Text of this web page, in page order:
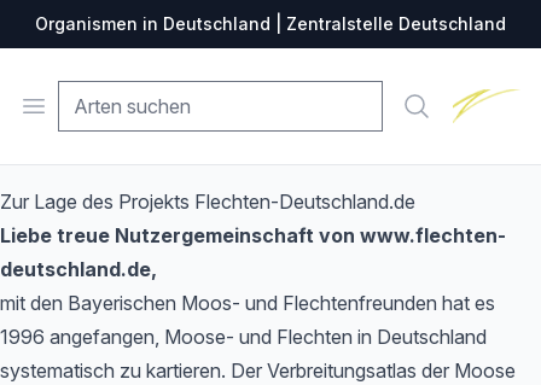
Organismen in Deutschland | Zentralstelle Deutschland
Open menu Suche
Zur Lage des Projekts Flechten-Deutschland.de
Liebe treue Nutzergemeinschaft von www.flechten-
deutschland.de,
mit den Bayerischen Moos- und Flechtenfreunden hat es
1996 angefangen, Moose- und Flechten in Deutschland
systematisch zu kartieren. Der Verbreitungsatlas der Moose